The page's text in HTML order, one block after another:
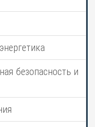
безопасность и